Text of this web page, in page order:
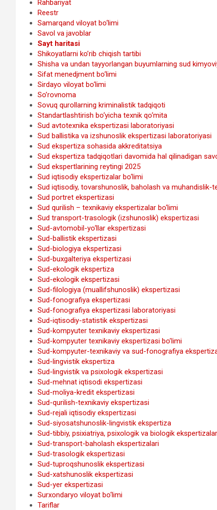
Rahbariyat
Reestr
Samarqand viloyat bo‘limi
Savol va javoblar
Sayt haritasi
Shikoyatlarni ko’rib chiqish tartibi
Shisha va undan tayyorlangan buyumlarning sud
Sifat menedjment bo‘limi
Sirdayo viloyat bo‘limi
So’rovnoma
Sovuq qurollarning kriminalistik tadqiqoti
Standartlashtirish bo‘yicha texnik qo‘mita
Sud avtotexnika ekspertizasi laboratoriyasi
Sud ballistika va izshunoslik ekspertizasi laboratoriyasi
Sud ekspertiza sohasida akkreditatsiya
Sud ekspertiza tadqiqotlari davomida hal qilinadigan
Sud ekspertlarining reytingi 2025
Sud iqtisodiy ekspertizalar bo‘limi
Sud iqtisodiy, tovarshunoslik, baholash va muhandislik-
Sud portret ekspertizasi
Sud qurilish – texnikaviy ekspertizalar bo‘limi
Sud transport-trasologik (izshunoslik) ekspertizasi
Sud-avtomobil-yo‘llar ekspertizasi
Sud-ballistik ekspertizasi
Sud-biologiya ekspertizasi
Sud-buxgalteriya ekspertizasi
Sud-ekologik ekspertiza
Sud-ekologik ekspertizasi
Sud-filologiya (muallifshunoslik) ekspertizasi
Sud-fonografiya ekspertizasi
Sud-fonografiya ekspertizasi laboratoriyasi
Sud-iqtisodiy-statistik ekspertizasi
Sud-kompyuter texnikaviy ekspertizasi
Sud-kompyuter texnikaviy ekspertizasi boʼlimi
Sud-kompyuter-texnikaviy va sud-fonografiya
Sud-lingvistik ekspertiza
Sud-lingvistik va psixologik ekspertizasi
Sud-mehnat iqtisodi ekspertizasi
Sud-moliya-kredit ekspertizasi
Sud-qurilish-texnikaviy ekspertizasi
Sud-rejali iqtisodiy ekspertizasi
Sud-siyosatshunoslik-lingvistik ekspertiza
Sud-tibbiy, psixiatriya, psixologik va biologik
Sud-transport-baholash ekspertizalari
Sud-trasologik ekspertizasi
Sud-tuproqshunoslik ekspertizasi
Sud-xatshunoslik ekspertizasi
Sud-yer ekspertizasi
Surxondaryo viloyat bo‘limi
Tariflar